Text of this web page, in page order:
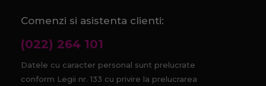
Comenzi si asistenta clienti:
(022) 264 101
Datele cu caracter personal sunt prelucrate
conform Legii nr. 133 cu privire la prelucrarea